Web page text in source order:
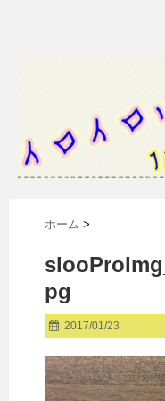
ホーム >
pg
2017/01/23